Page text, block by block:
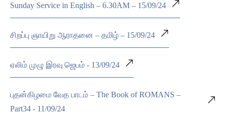
Sunday Service in English – 6.30AM – 15/09/24
சிறப்பு ஞாயிறு ஆராதனை – தமிழ் – 15/09/24
ஏலிம் முழு இரவு ஜெபம் - 13/09/24
புதன்கிழமை வேத பாடம் – The Book of ROMANS –
Part34 - 11/09/24